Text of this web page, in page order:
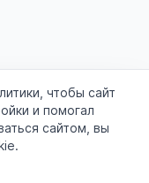
чтобы сайт
и помогал
сайтом, вы